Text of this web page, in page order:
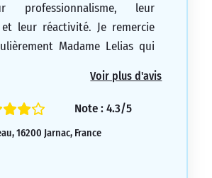
professionnalisme, leur
leur réactivité. Je remercie
Madame Lelias qui
Voir plus d'avis
Note : 4.3/5
16200 Jarnac, France